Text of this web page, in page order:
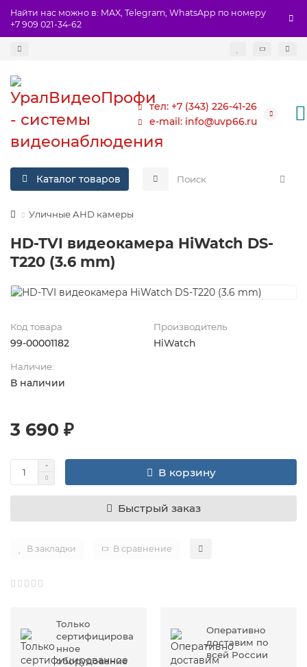
Найти нас можно в: MAX, Telegram, WhatsApp по номеру
+7 909 021-34-62
тел: +7 (343) 226-41-26
e-mail: info@uvp66.ru
Каталог товаров
Уличные AHD камеры
HD-TVI видеокамера HiWatch DS-
T220 (3.6 mm)
Код товара
99-00001182
Производитель
HiWatch
Наличие:
В наличии
3 690 ₽
В корзину
Быстрый заказ
В закладки В сравнение
Только
сертифицирова
нное
оборудование
Оперативно
доставим по
всей России